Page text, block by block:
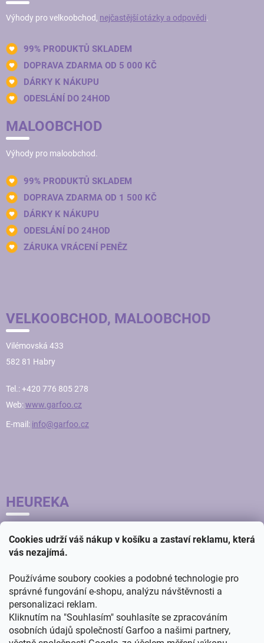
Cookies udrží váš nákup v košíku a zastaví reklamu, která
vás nezajímá.
Používáme soubory cookies a podobné technologie pro
správné fungování e-shopu, analýzu návštěvnosti a
personalizaci reklam.
Kliknutím na "Souhlasím" souhlasíte se zpracováním
osobních údajů společností Garfoo a našimi partnery,
Výhody pro velkoobchod, nejčastější otázky a odpovědi.
99% PRODUKTŮ SKLADEM
DOPRAVA ZDARMA OD 5 000 KČ
DÁRKY K NÁKUPU
ODESLÁNÍ DO 24HOD
MALOOBCHOD
Výhody pro maloobchod.
99% PRODUKTŮ SKLADEM
DOPRAVA ZDARMA OD 1 500 KČ
DÁRKY K NÁKUPU
ODESLÁNÍ DO 24HOD
ZÁRUKA VRÁCENÍ PENĚZ
VELKOOBCHOD, MALOOBCHOD
Vilémovská 433
582 81 Habry
Tel.: +420 776 805 278
Web:www.garfoo.cz
E-mail: info@garfoo.cz
HEUREKA